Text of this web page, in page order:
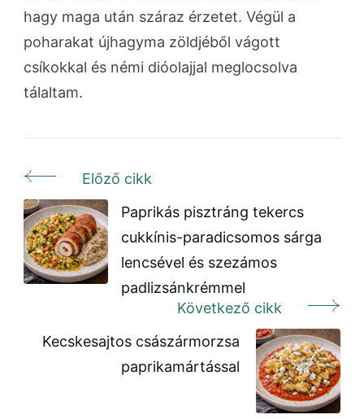
hagy maga után száraz érzetet. Végül a
poharakat újhagyma zöldjéből vágott
csíkokkal és némi dióolajjal meglocsolva
tálaltam.
Bejegyzés
navigáció
Előző cikk
Paprikás pisztráng tekercs
cukkínis-paradicsomos sárga
lencsével és szezámos
padlizsánkrémmel
Következő cikk
Kecskesajtos császármorzsa
paprikamártással